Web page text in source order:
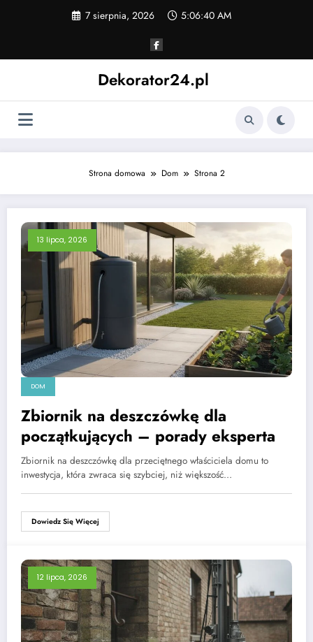
7 sierpnia, 2026 5:06:41 AM
Dekorator24.pl
Strona domowa Dom Strona 2
13 lipca, 2026
DOM
Zbiornik na deszczówkę dla
początkujących – porady eksperta
Zbiornik na deszczówkę dla przeciętnego właściciela domu to
inwestycja, która zwraca się szybciej, niż większość…
Dowiedz Się Więcej
12 lipca, 2026